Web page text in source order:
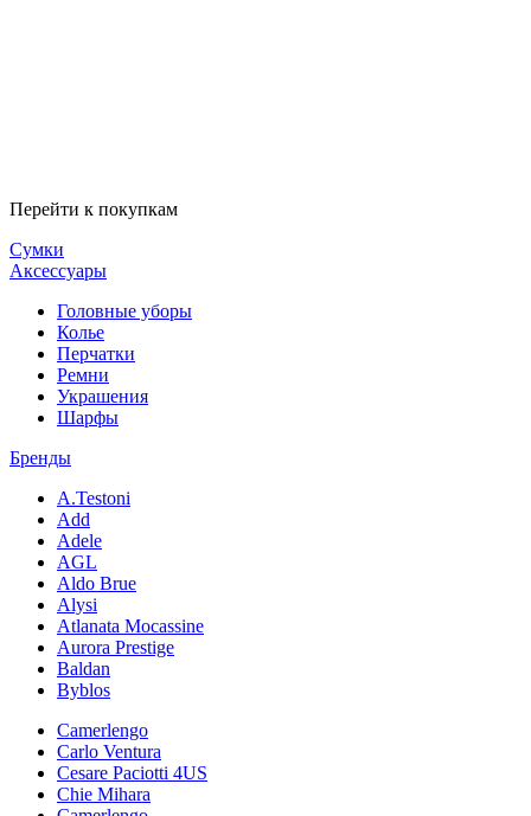
Перейти к покупкам
Сумки
Аксессуары
Головные уборы
Колье
Перчатки
Ремни
Украшения
Шарфы
Бренды
A.Testoni
Add
Adele
AGL
Aldo Brue
Alysi
Atlanata Mocassine
Aurora Prestige
Baldan
Byblos
Camerlengo
Carlo Ventura
Cesare Paciotti 4US
Chie Mihara